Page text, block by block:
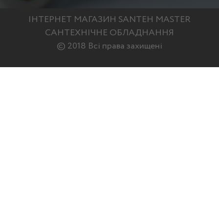
ІНТЕРНЕТ МАГАЗИН SANTEH MASTER
САНТЕХНІЧНЕ ОБЛАДНАННЯ
© 2018 Всі права захищені